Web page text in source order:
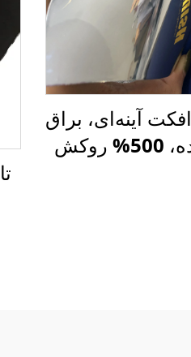
Hsinda افکت آینه‌ای، براق
فوق‌العاده، 500% روکش